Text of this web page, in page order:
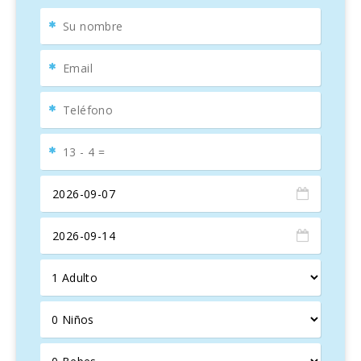
platos caseros. Además, la vivienda dispone de dos
comodidad y privacidad para todos los huéspedes.
Ubicación privilegiadaLa propiedad goza de una
ubicación envidiable, justo en la playa más grande de
encontrar diversas opciones de entretenimiento, como
deportes acuáticos, restaurantes, cafés, boutiques,
parques infantiles y piscinas. Además, bancos, centros
médicos y supermercados están a poca distancia,
Para los amantes de la naturaleza, hay múltiples senderos
costeros y paseos marítimos que permiten disfrutar del
aire fresco y explorar otras playas encantadoras a solo 5
históricos fascinantes, como la ciudad romana de
Pollentia, su teatro romano, y la ciudad medieval de
Alcudia con su emblemático muro histórico.